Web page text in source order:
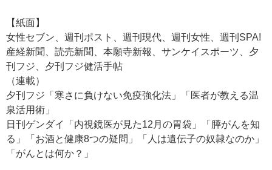
【紙面】
女性セブン、週刊ポスト、週刊現代、週刊女性、週刊SPA!
産経新聞、読売新聞、本願寺新報、サンケイスポーツ、夕
刊フジ、夕刊フジ健活手帖
（連載）
夕刊フジ「寒さに負けない免疫強化法」「医者が教える温
泉活用術」
日刊ゲンダイ「内視鏡医が見た12月の胃袋」「膵がんを知
る」「お酒と健康8つの疑問」「人は遺伝子の奴隷なのか」
「がんとは何か？」